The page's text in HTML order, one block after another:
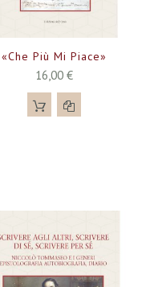
«Che Più Mi Piace»
16,00 €